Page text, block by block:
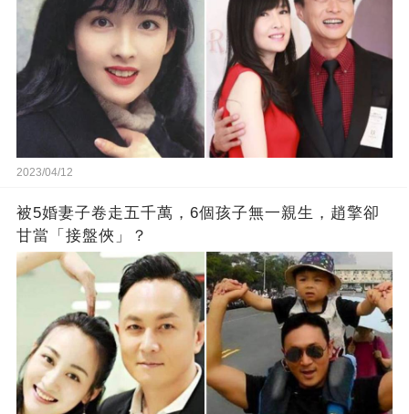
2023/04/12
被5婚妻子卷走五千萬，6個孩子無一親生，趙擎卻
甘當「接盤俠」？